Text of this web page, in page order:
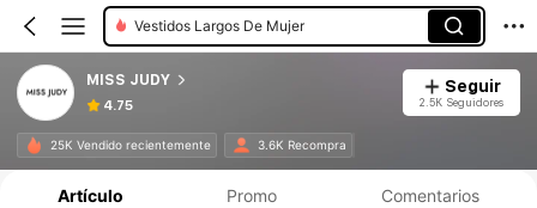
Vestidos Largos De Mujer
MISS JUDY
4.75
Seguir
2.5K Seguidores
25K Vendido recientemente 3.6K Recompra
Artículo Promo Comentarios